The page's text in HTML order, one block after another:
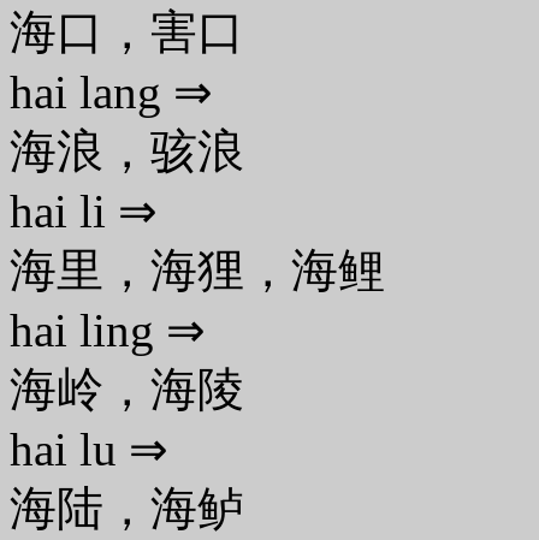
海口，害口
hai lang ⇒
海浪，骇浪
hai li ⇒
海里，海狸，海鲤
hai ling ⇒
海岭，海陵
hai lu ⇒
海陆，海鲈